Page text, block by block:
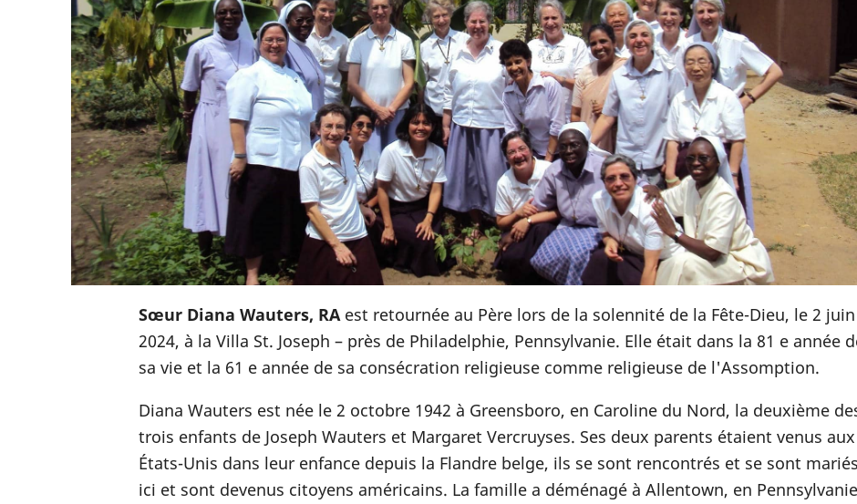
Sœur Diana Wauters, RA est retournée au Père lors de la solennité de la Fête-Dieu, le 2 juin
2024, à la Villa St. Joseph – près de Philadelphie, Pennsylvanie. Elle était dans la 81 e année
sa vie et la 61 e année de sa consécration religieuse comme religieuse de l'Assomption.
Diana Wauters est née le 2 octobre 1942 à Greensboro, en Caroline du Nord, la deuxième
trois enfants de Joseph Wauters et Margaret Vercruyses. Ses deux parents étaient venus aux
États-Unis dans leur enfance depuis la Flandre belge, ils se sont rencontrés et se sont mariés
ici et sont devenus citoyens américains. La famille a déménagé à Allentown, en Pennsylvanie